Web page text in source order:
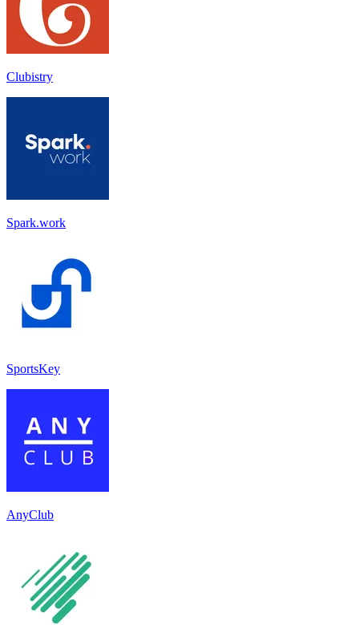
Clubistry
Spark.work
SportsKey
AnyClub